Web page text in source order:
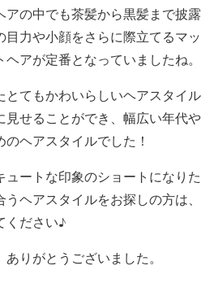
の中でも茶髪から黒髪まで披露
目力や小顔をさらに際立てるマッ
ヘアが定番となっていましたね。
とてもかわいらしいヘアスタイル
見せることができ、幅広い年代や
のヘアスタイルでした！
ュートな印象のショート になりた
うヘアスタイルをお探しの方は、
ください♪
りがとうございました。